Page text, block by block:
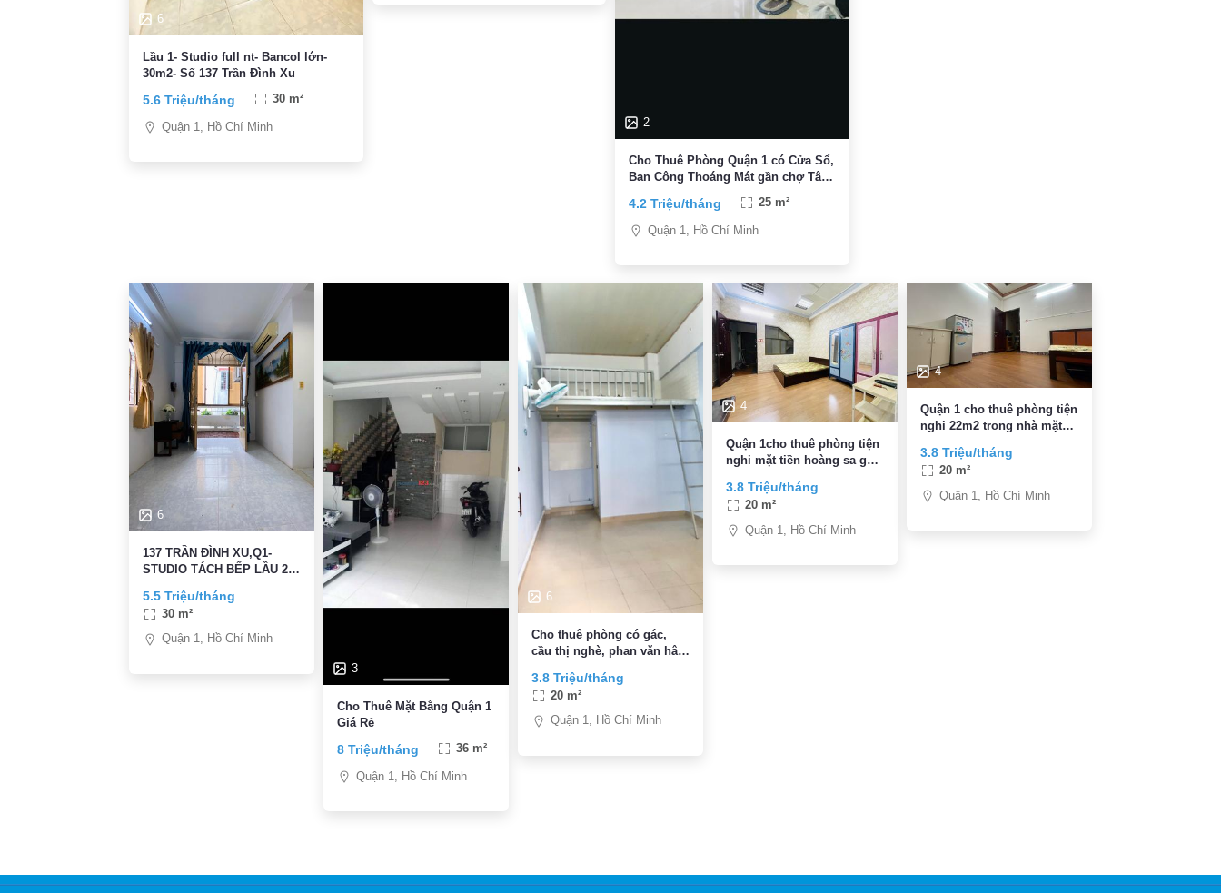
6
Lầu 1- Studio full nt- Bancol lớn-
30m2- Số 137 Trần Đình Xu
5.6 Triệu/tháng 30 m²
Quận 1, Hồ Chí Minh 2
Cho Thuê Phòng Quận 1 có Cửa Sổ,
Ban Công Thoáng Mát gần chợ Tân
4.2 Triệu/tháng 25 m²
Quận 1, Hồ Chí Minh
6
137 TRẦN ĐÌNH XU,Q1-
STUDIO TÁCH BẾP LẦU 2-
NT CAO CẤP- FREE XE-
5,5TR/TH
5.5 Triệu/tháng
30 m²
Quận 1, Hồ Chí Minh
3
Cho Thuê Mặt Bằng Quận 1
Giá Rẻ
8 Triệu/tháng 36 m²
Quận 1, Hồ Chí Minh
6
Cho thuê phòng có gác,
cầu thị nghè, phan văn hân
máy lạnh, toilet riêng
3.8 Triệu/tháng
20 m²
Quận 1, Hồ Chí Minh
4
Quận 1cho thuê phòng tiện
nghi mặt tiền hoàng sa gần
3.8 Triệu/tháng
20 m²
Quận 1, Hồ Chí Minh
4
Quận 1 cho thuê phòng tiện
nghi 22m2 trong nhà mặt
hình
3.8 Triệu/tháng
20 m²
Quận 1, Hồ Chí Minh